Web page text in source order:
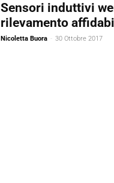
Sensori induttivi
rilevamento
Nicoletta Buora - 30 Ottobre 2017